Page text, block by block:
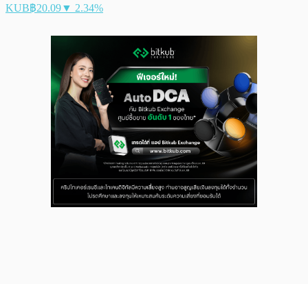
KUB฿20.09▼ 2.34%